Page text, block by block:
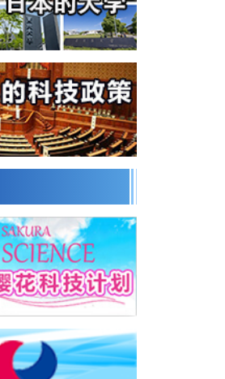
手法开发出可稳定工作
，已验证电容器可在汽车
下工作
占比一年内翻倍，但与
距
地震紧急对策：目标为
重点强化火灾防控
忆过往并抑制反应的机
相同反应迥异之谜
路上皮癌患者中开展临
版科学技术与创新白皮
基本计划首年度政策方向
导细胞死亡的新型信使物
中心跨器官揭示衰老过